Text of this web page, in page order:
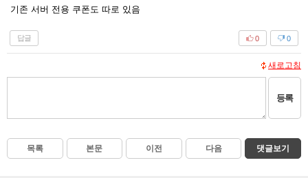
기존 서버 전용 쿠폰도 따로 있음
답글 0
0
새로고침
등록
목록 본문 이전 다음 댓글보기